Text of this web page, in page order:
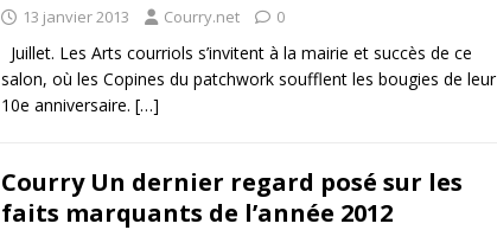
13 janvier 2013 Courry.net 0
Juillet. Les Arts courriols s’invitent à la mairie et succès de ce
salon, où les Copines du patchwork soufflent les bougies de leur
10e anniversaire. […]
Courry Un dernier regard posé sur les
faits marquants de l’année 2012